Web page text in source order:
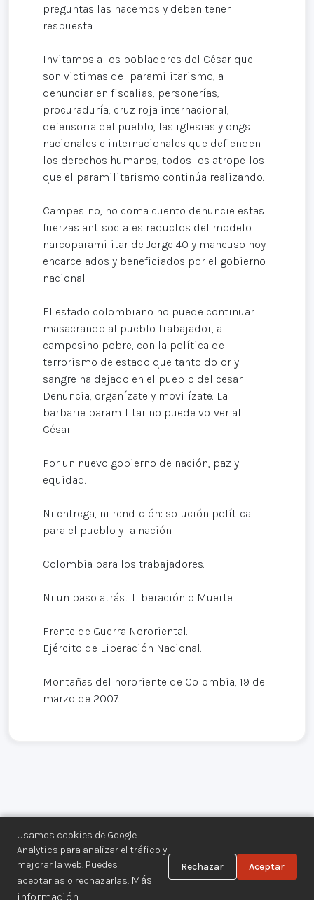
Usamos cookies de Google
Analytics para analizar el tráfico y
mejorar la web. Puedes
aceptarlas o rechazarlas. Más
información
Rechazar Aceptar
preguntas las hacemos y deben tener
respuesta.
Invitamos a los pobladores del César que
son victimas del paramilitarismo, a
denunciar en fiscalias, personerías,
procuraduría, cruz roja internacional,
defensoria del pueblo, las iglesias y ongs
nacionales e internacionales que defienden
los derechos humanos, todos los atropellos
que el paramilitarismo continúa realizando.
Campesino, no coma cuento denuncie estas
fuerzas antisociales reductos del modelo
narcoparamilitar de Jorge 40 y mancuso hoy
encarcelados y beneficiados por el gobierno
nacional.
El estado colombiano no puede continuar
masacrando al pueblo trabajador, al
campesino pobre, con la política del
terrorismo de estado que tanto dolor y
sangre ha dejado en el pueblo del cesar.
Denuncia, organízate y movilízate. La
barbarie paramilitar no puede volver al
César.
Por un nuevo gobierno de nación, paz y
equidad.
Ni entrega, ni rendición: solución política
para el pueblo y la nación.
Colombia para los trabajadores.
Ni un paso atrás... Liberación o Muerte.
Frente de Guerra Nororiental.
Ejército de Liberación Nacional.
Montañas del nororiente de Colombia, 19 de
marzo de 2007.
Centro de Documentación de los
Movimientos Armados©